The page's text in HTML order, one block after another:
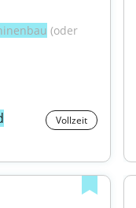
(oder
Vollzeit